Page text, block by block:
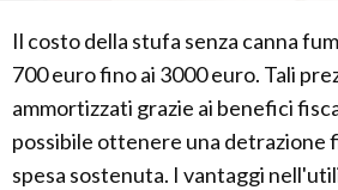
Il costo della stufa senza canna
700 euro fino ai 3000 euro. Tali
ammortizzati grazie ai benefici
possibile ottenere una detrazione
spesa sostenuta. I vantaggi